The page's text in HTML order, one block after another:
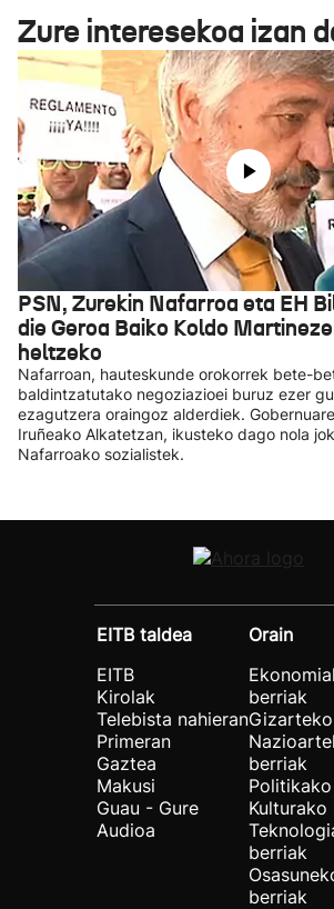
Zure interesekoa izan
PSN, Zurekin Nafarroa eta EH
die Geroa Baiko Koldo
heltzeko
Nafarroan, hauteskunde orokorrek bete-
baldintzatutako negoziazioei buruz ezer
ezagutzera oraingoz alderdiek.
Iruñeako Alkatetzan, ikusteko dago nola
Nafarroako sozialistek.
EITB taldea
EITB
Kirolak
Telebista nahieran
Primeran
Gaztea
Makusi
Guau - Gure
Audioa
Orain
berriak
berriak
Kulturako
berriak
berriak